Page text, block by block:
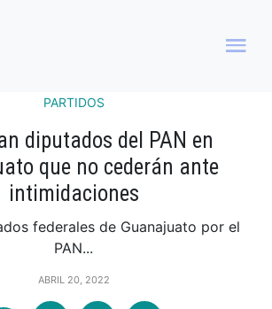
PARTIDOS
diputados del PAN en
que no cederán ante
intimidaciones
federales de Guanajuato por el
PAN...
ABRIL 20, 2022